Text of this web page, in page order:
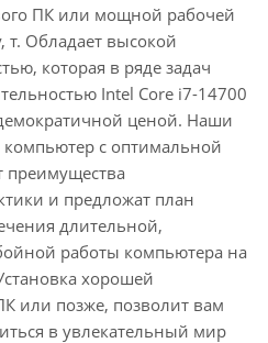
ПК или мощной рабочей
т. Обладает высокой
которая в ряде задач
Intel Core i7-14700
ценой. Наши
компьютер с оптимальной
преимущества
и предложат план
длительной,
работы компьютера на
хорошей
или позже, позволит вам
в увлекательный мир